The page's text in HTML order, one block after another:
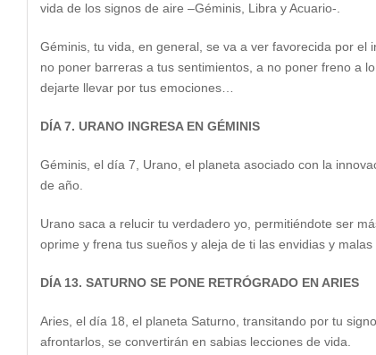
vida de los signos de aire –Géminis, Libra y Acuario-.
Géminis, tu vida, en general, se va a ver favorecida por el
no poner barreras a tus sentimientos, a no poner freno a
dejarte llevar por tus emociones…
DÍA 7. URANO INGRESA EN GÉMINIS
Géminis, el día 7, Urano, el planeta asociado con la
de año.
Urano saca a relucir tu verdadero yo, permitiéndote ser
oprime y frena tus sueños y aleja de ti las envidias y
DÍA 13. SATURNO SE PONE RETRÓGRADO EN ARIES
Aries, el día 18, el planeta Saturno, transitando por tu
afrontarlos, se convertirán en sabias lecciones de vida.